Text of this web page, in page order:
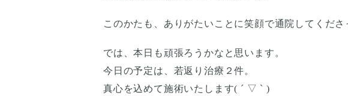
このかたも、ありがたいことに笑顔で通院してくださ
では、本日も頑張ろうかなと思います。
今日の予定は、若返り治療２件。
真心を込めて施術いたします( ´ ▽ ` )